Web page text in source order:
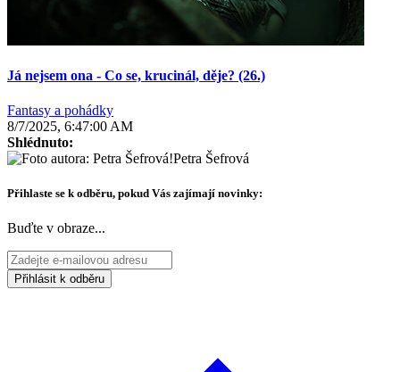
Já nejsem ona - Co se, krucinál, děje? (26.)
Fantasy a pohádky
8/7/2025, 6:47:00 AM
Shlédnuto:
Petra Šefrová
Přihlaste se k odběru, pokud Vás zajímají novinky:
Buďte v obraze...
Přihlásit k odběru